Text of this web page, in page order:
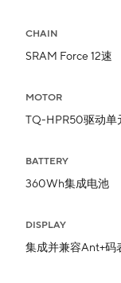
CHAIN
SRAM Force 12速
MOTOR
TQ-HPR50驱动单
BATTERY
360Wh集成电池
DISPLAY
集成并兼容Ant+码